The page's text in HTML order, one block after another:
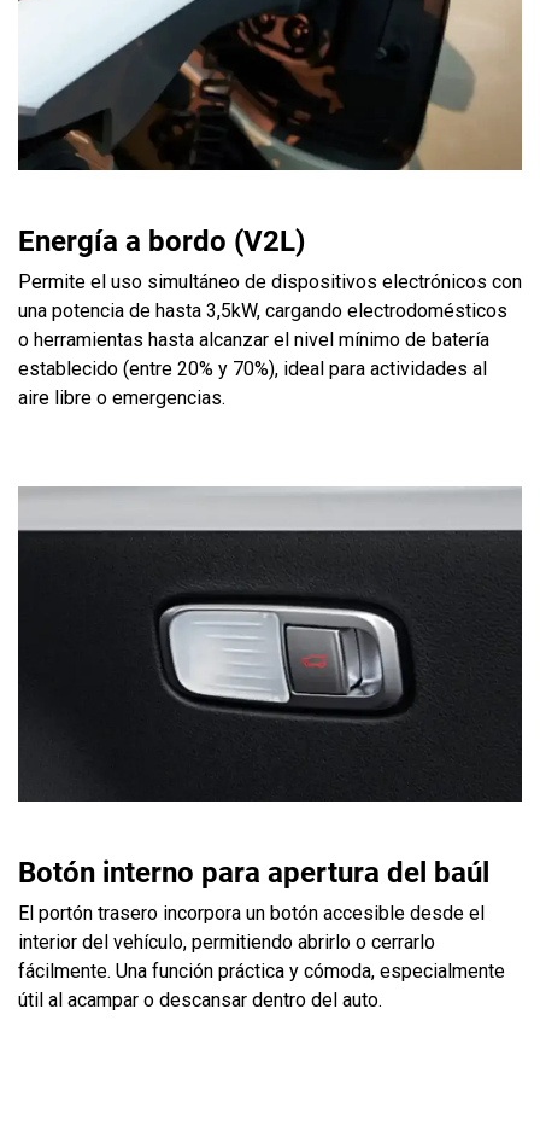
Energía a bordo (V2L)
Permite el uso simultáneo de dispositivos electrónicos con
una potencia de hasta 3,5kW, cargando electrodomésticos
o herramientas hasta alcanzar el nivel mínimo de batería
establecido (entre 20% y 70%), ideal para actividades al
aire libre o emergencias.
Botón interno para apertura del baúl
El portón trasero incorpora un botón accesible desde el
interior del vehículo, permitiendo abrirlo o cerrarlo
fácilmente. Una función práctica y cómoda, especialmente
útil al acampar o descansar dentro del auto.